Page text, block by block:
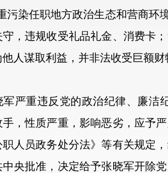
污染任职地方政治生态和营商环
，违规收受礼品礼金、消费卡
人谋取利益，并非法收受巨额财
重违反党的政治纪律、廉洁纪
，性质严重，影响恶劣，应予
人员政务处分法》等有关规定
中央批准，决定给予张晓军开除